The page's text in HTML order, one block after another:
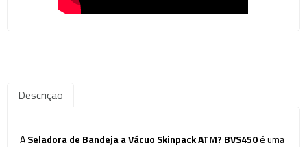
Descrição
ASeladora de Bandeja a Vácuo Skinpack ATM? BVS450é uma